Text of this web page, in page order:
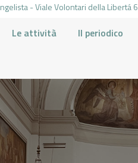
- Viale Volontari della
Le attività Il periodico
HOME
LA
IL PARROCO